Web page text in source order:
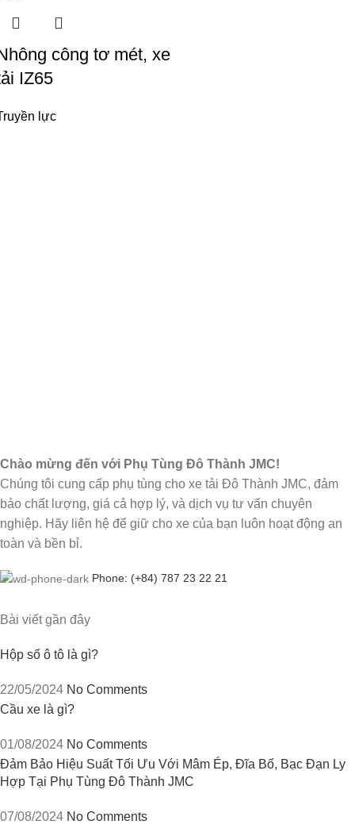
công tơ mét, xe
IZ65
lực
Chào mừng đến với Phụ Tùng Đô Thành JMC!
Chúng tôi cung cấp phụ tùng cho xe tải Đô Thành JMC, đảm
bảo chất lượng, giá cả hợp lý, và dịch vụ tư vấn chuyên
nghiệp. Hãy liên hệ để giữ cho xe của bạn luôn hoạt động an
toàn và bền bỉ.
Phone: (+84) 787 23 22 21
Bài viết gần đây
Hộp số ô tô là gì?
22/05/2024 No Comments
Cầu xe là gì?
01/08/2024 No Comments
Đảm Bảo Hiệu Suất Tối Ưu Với Mâm Ép, Đĩa Bố, Bạc Đạn Ly
Hợp Tại Phụ Tùng Đô Thành JMC
07/08/2024 No Comments